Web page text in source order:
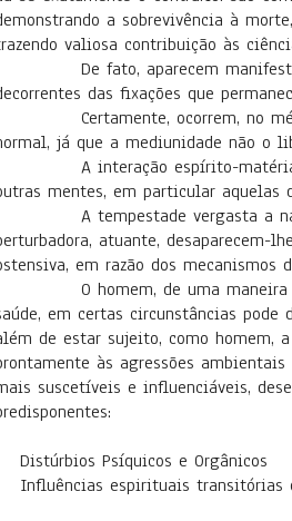
a sobrevivência à
valiosa contribuição às
De fato, aparecem
das fixações que
Certamente, ocorrem, no
já que a mediunidade não o
A interação espírito-matéria,
mentes, em particular aquelas
A tempestade vergasta a
atuante, desaparecem-
em razão dos mecanismos
O homem, de uma maneira
em certas circunstâncias
de estar sujeito, como homem,
às agressões
suscetíveis e influenciáveis,
Distúrbios Psíquicos e Orgânicos
Influências espirituais transitórias